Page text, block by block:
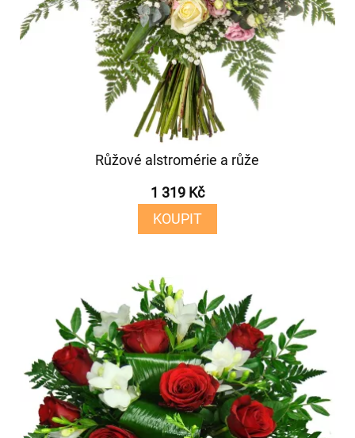
Růžové alstromérie a růže
1 319 Kč
KOUPIT